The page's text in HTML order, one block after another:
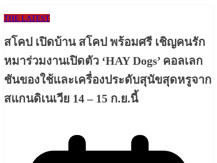
THE LATEST
สโคป เปิดบ้าน สโคป พร้อมศรี เชิญคนรัก
หมาร่วมงานเปิดตัว ‘HAY Dogs’ คอลเลก
ชันของใช้และเครื่องประดับสุนัขสุดหรูจาก
สแกนดิเนเวีย 14 – 15 ก.ย.นี้